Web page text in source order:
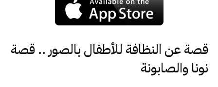
قصة عن النظافة للأطفال بالصور .. قصة
نونا والصابونة